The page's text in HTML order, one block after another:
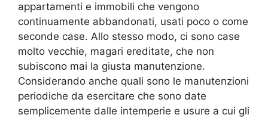
appartamenti e immobili che vengono
continuamente abbandonati, usati poco o come
seconde case. Allo stesso modo, ci sono case
molto vecchie, magari ereditate, che non
subiscono mai la giusta manutenzione.
Considerando anche quali sono le manutenzioni
periodiche da esercitare che sono date
semplicemente dalle intemperie e usure a cui gli